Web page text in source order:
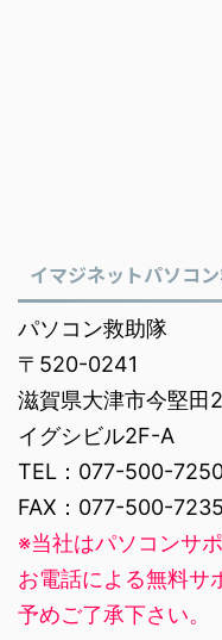
イマジネットパソコ
パソコン救助隊
〒520-0241
滋賀県大津市今堅田
イグシビル2F-A
TEL：077-500-
FAX：077-500-7235
※当社はパソコンサ
お電話による無料サ
予めご了承下さい。